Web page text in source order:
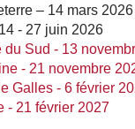
– 14 mars 2026
- 27 juin 2026
du Sud - 13
- 21 novembre
Galles - 6 février
- 21 février 2027